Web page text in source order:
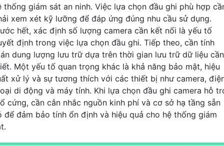
thống giám sát an ninh. Việc lựa chọn đầu ghi phù hợp
xem xét kỹ lưỡng để đáp ứng đúng nhu cầu sử dụng.
hết, xác định số lượng camera cần kết nối là yếu tố
định trong việc lựa chọn đầu ghi. Tiếp theo, cần tính
dung lượng lưu trữ dựa trên thời gian lưu trữ dữ liệu cần
Một yếu tố quan trọng khác là khả năng bảo mật, hiệu
xử lý và sự tương thích với các thiết bị như camera,
di động và máy tính. Khi lựa chọn đầu ghi camera hỗ
cứng, cần cân nhắc nguồn kinh phí và cơ sở hạ tầng sẵn
để đảm bảo tính ổn định và hiệu quả cho hệ thống giám